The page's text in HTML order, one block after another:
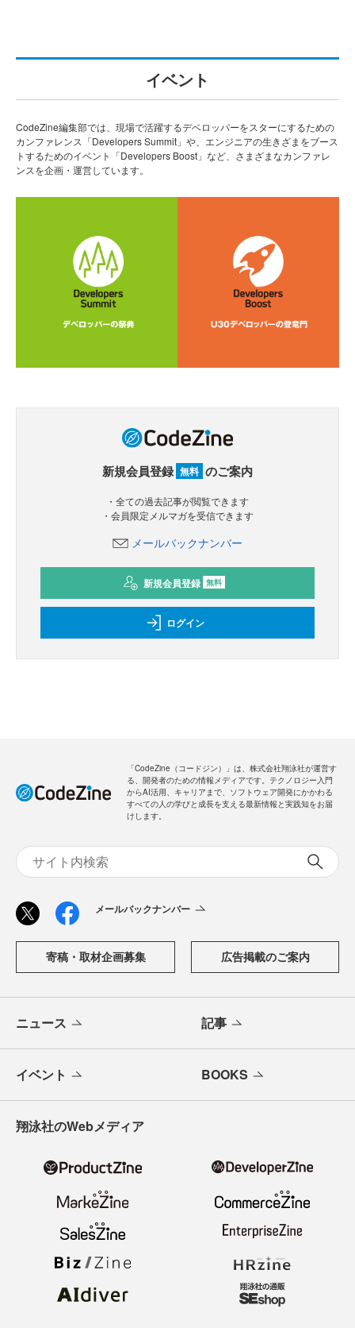
イベント
CodeZine編集部では、現場で活躍するデベロッパーをスターにするための
カンファレンス「Developers Summit」や、エンジニアの生きざまをブース
トするためのイベント「Developers Boost」など、さまざまなカンファレ
ンスを企画・運営しています。
新規会員登録 無料 のご案内
・全ての過去記事が閲覧できます
・会員限定メルマガを受信できます
メールバックナンバー
新規会員登録 無料
ログイン
「CodeZine（コードジン）」は、株式会社翔泳社が運営す
る、開発者のための情報メディアです。テクノロジー入門
からAI活用、キャリアまで、ソフトウェア開発にかかわる
すべての人の学びと成長を支える最新情報と実践知をお届
けします。
メールバックナンバー
寄稿・取材企画募集 広告掲載のご案内
ニュース 記事
イベント BOOKS
翔泳社のWebメディア